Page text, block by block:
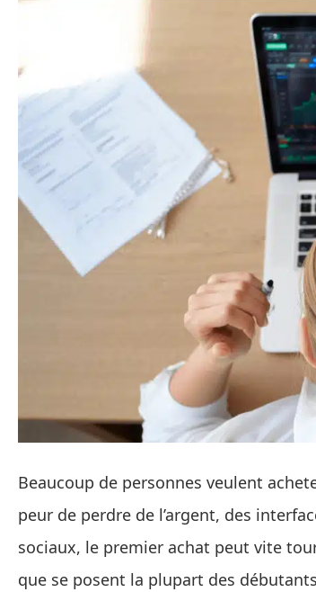
Beaucoup de personnes veulent
peur de perdre de l’argent, des
sociaux, le premier achat peut vite
que se posent la plupart des